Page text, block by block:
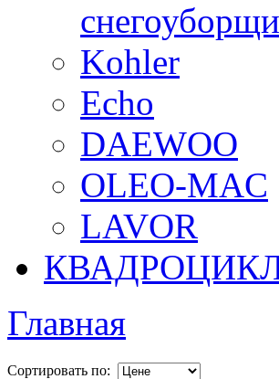
Kohler
Echo
DAEWOO
OLEO-MAC
LAVOR
Главная
Сортировать по: